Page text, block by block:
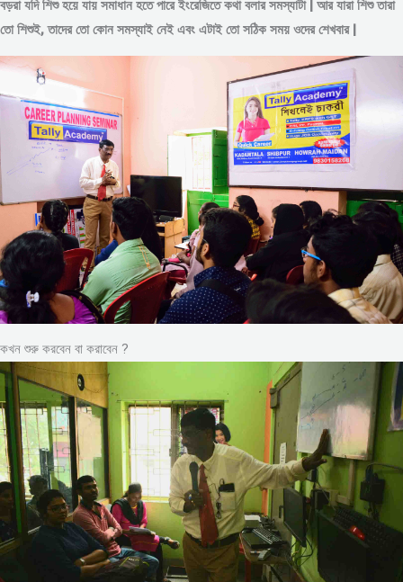
বড়রা যদি শিশু হয়ে যায় সমাধান হতে পারে ইংরেজিতে কথা বলার সমস্যাটা | আর যারা শিশু তারা
তো শিশুই, তাদের তো কোন সমস্যাই নেই এবং এটাই তো সঠিক সময় ওদের শেখবার |
কখন শুরু করবেন বা করাবেন ?